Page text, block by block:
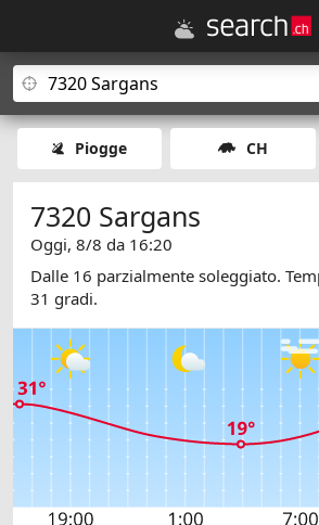
Piogge CH
7320 Sargans
Oggi, 8/8 da 16:20
Dalle 16 parzialmente soleggiato.
31 gradi.